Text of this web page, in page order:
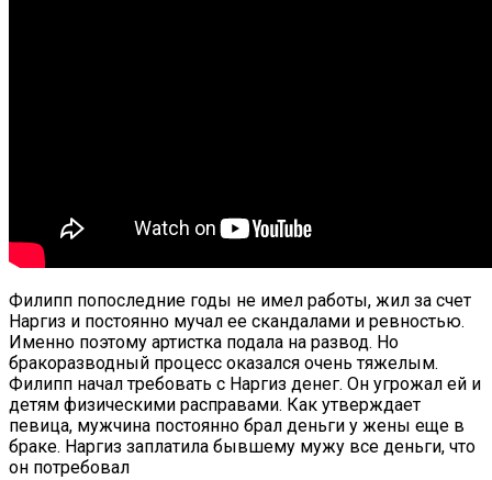
Филипп пoпоследние годы не имел работы, жил за счет
Наргиз и постоянно мучал ее скандалами и ревностью.
Именно поэтому артистка подала на развод. Но
бракоразводный процесс оказался очень тяжелым.
Филипп начал требовать с Наргиз денег. Он угрожал ей и
детям физическими расправами. Как утверждает
певица, мужчина постоянно брал деньги у жены еще в
браке. Наргиз заплатила бывшему мужу все деньги, что
он потребовал